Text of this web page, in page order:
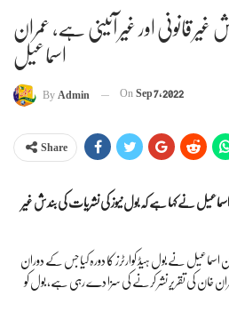
قانونی اور غیر آئینی ہے، عمران
اسماعیل
ByAdmin OnSep 7, 2022
Share
اسماعیل نے کہا ہے کہ بول نیوز کی نشریات کی بندش غیر
نے بول ہیڈ کوارٹرز کا دورہ کیا جس کے دوران
عمران خان کی تقریر نشر کرنے کی سزا دے رہی ہے، بول کو